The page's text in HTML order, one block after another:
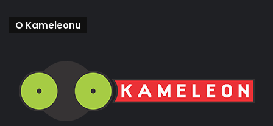
O Kameleonu